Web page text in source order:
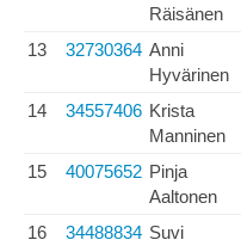
Räisänen
13 32730364 Anni
Hyvärinen
14 34557406 Krista
Manninen
15 40075652 Pinja
Aaltonen
16 34488834 Suvi